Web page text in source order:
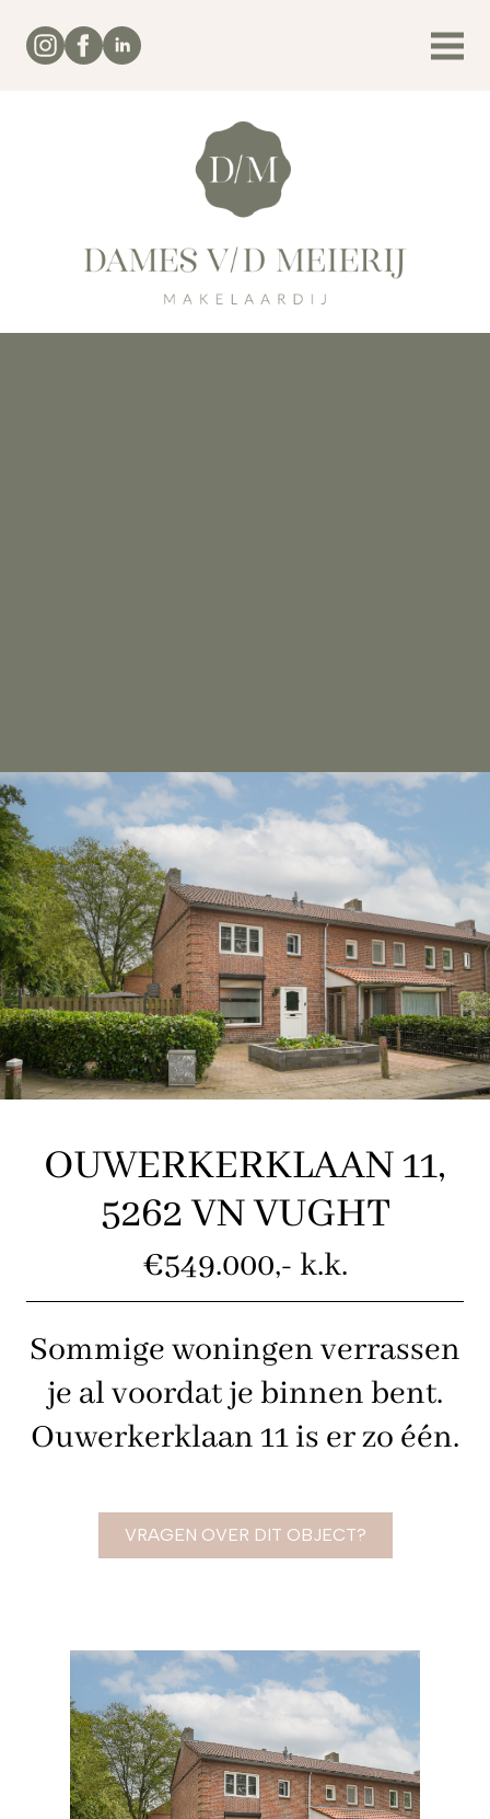
OUWERKERKLAAN 11,
5262 VN VUGHT
€549.000,- k.k.
Sommige woningen verrassen
je al voordat je binnen bent.
Ouwerkerklaan 11 is er zo één.
VRAGEN OVER DIT OBJECT?